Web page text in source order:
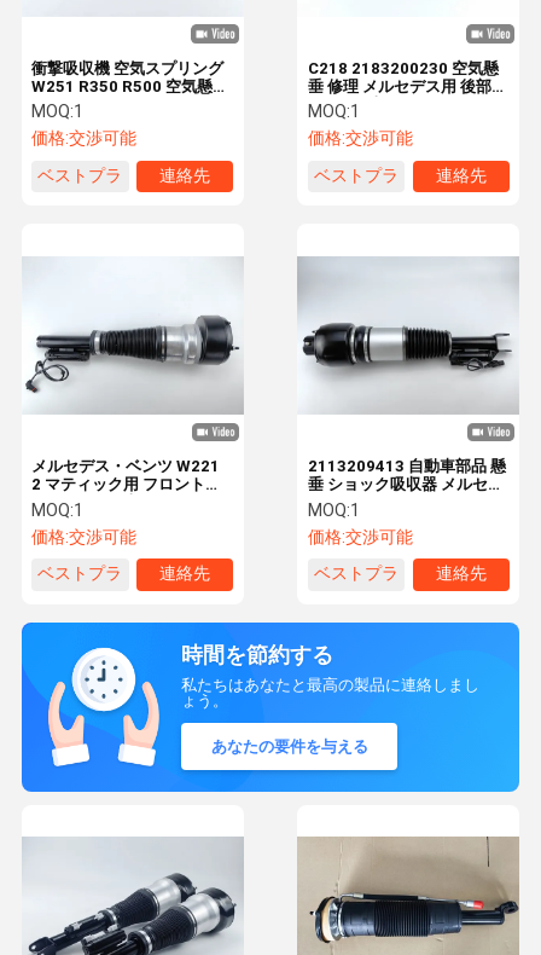
衝撃吸収機 空気スプリング
W251 R350 R500 空気懸垂
2513203131
MOQ:1
価格:交渉可能
ベストプラ
連絡先
C218 2183200230 空気懸
垂 修理 メルセデス用 後部シ
ョック吸収器
MOQ:1
価格:交渉可能
ベストプラ
連絡先
メルセデス・ベンツ W221
2 マティック用 フロントエ
アショック吸収器
2213209313
MOQ:1
価格:交渉可能
ベストプラ
連絡先
2113209413 自動車部品 懸
垂 ショック吸収器 メルセデ
ス・ベンツ W211
MOQ:1
価格:交渉可能
ベストプラ
連絡先
時間を節約する
私たちはあなたと最高の製品に連絡しまし
ょう。
あなたの要件を与える